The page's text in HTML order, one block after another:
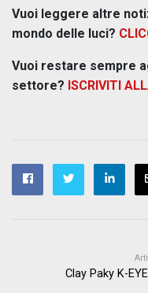
Vuoi leggere altre
mondo delle luci?
Vuoi restare sempre
settore? ISCRIVITI
Clay Paky K-